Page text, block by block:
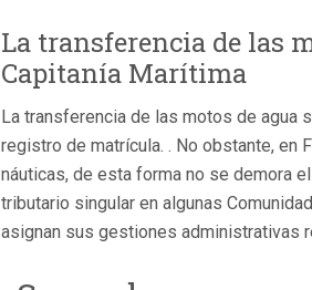
La transferencia de las
Capitanía Marítima
La transferencia de las motos de agua
registro de matrícula. . No obstante, en
náuticas, de esta forma no se demora
tributario singular en algunas
asignan sus gestiones administrativas